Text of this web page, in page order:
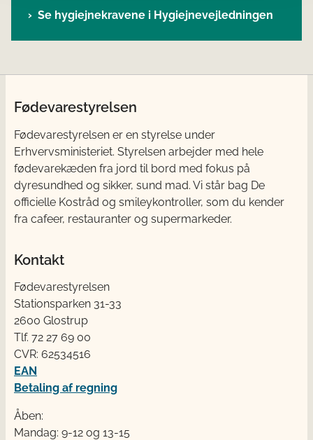
Se hygiejnekravene i Hygiejnevejledningen
Fødevarestyrelsen
Fødevarestyrelsen er en styrelse under
Erhvervsministeriet. Styrelsen arbejder med hele
fødevarekæden fra jord til bord med fokus på
dyresundhed og sikker, sund mad. Vi står bag De
officielle Kostråd og smileykontroller, som du kender
fra cafeer, restauranter og supermarkeder.
Kontakt
Fødevarestyrelsen
Stationsparken 31-33
2600 Glostrup
Tlf. 72 2​​​7 69 00
CVR: 62534516
EAN
Betaling af regning
Åben:
Mandag: 9-12 og 13-15